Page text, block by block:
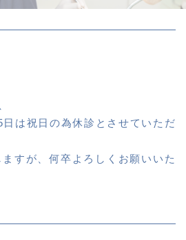
は祝日の為休診とさせていただ
すが、何卒よろしくお願いいた